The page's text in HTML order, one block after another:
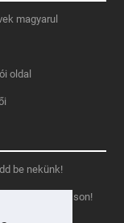
magyarul
oldal
be nekünk!
fennmaradhasson!